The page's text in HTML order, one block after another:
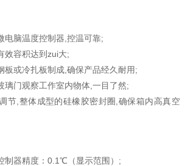
电脑温度控制器,控温可靠;
效容积达到zui大;
板或冷扎板制成,确保产品经久耐用;
璃门观察工作室内物体,一目了然;
节,整体成型的硅橡胶密封圈,确保箱内高真空
制器精度：0.1℃（显示范围）;